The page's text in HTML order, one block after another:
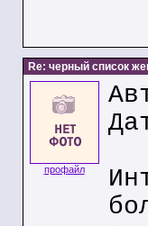
Re: черный список
профайл